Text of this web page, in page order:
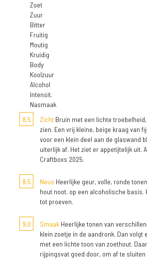
Zoet
Zuur
Bitter
Fruitig
Moutig
Kruidig
Body
Koolzuur
Alcohol
Intensit.
Nasmaak
8,5
Zicht Bruin met een lichte
zien. Een vrij kleine, beige kraag van
voor een klein deel aan de glaswand
uiterlijk af. Het ziet er appetijtelijk uit.
Craftboxs 2025.
8,5 Neus Heerlijke geur, volle, ronde
hout noot. op een alcoholische basis.
tot proeven.
9,0 Smaak Heerlijke tonen van
klein zoetje in de aandronk. Dan volgt
met een lichte toon van zoethout.
rijpingsvat goed door, om af te